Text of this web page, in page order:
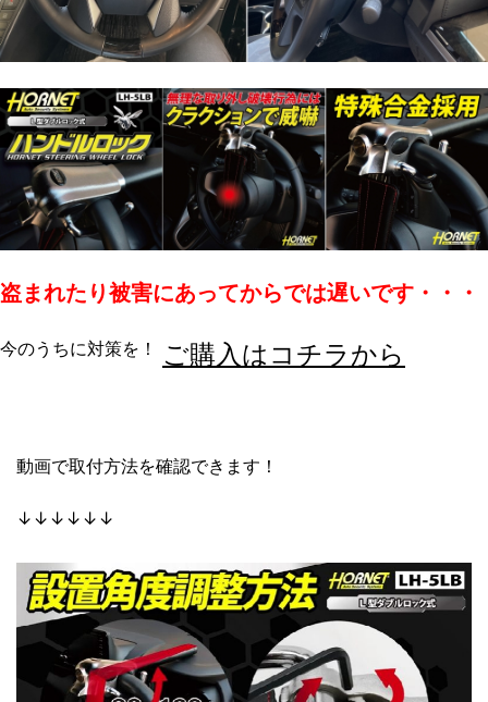
盗まれたり被害にあってからでは遅いです・・・
今のうちに対策を！ ご購入はコチラから
動画で取付方法を確認できます！
↓↓↓↓↓↓